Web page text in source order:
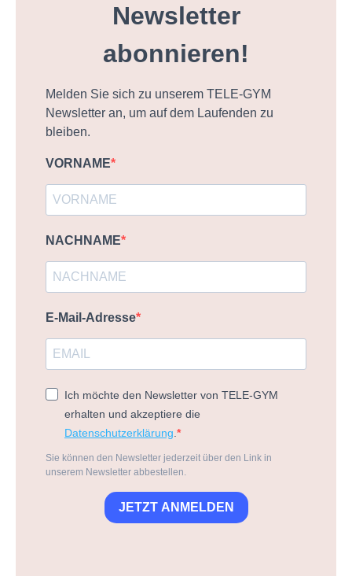
Newsletter
abonnieren!
Melden Sie sich zu unserem TELE-GYM
Newsletter an, um auf dem Laufenden zu
bleiben.
VORNAME
NACHNAME
E-Mail-Adresse
Ich möchte den Newsletter von TELE-GYM
erhalten und akzeptiere die
Datenschutzerklärung
Sie können den Newsletter jederzeit über den Link in
unserem Newsletter abbestellen.
JETZT ANMELDEN